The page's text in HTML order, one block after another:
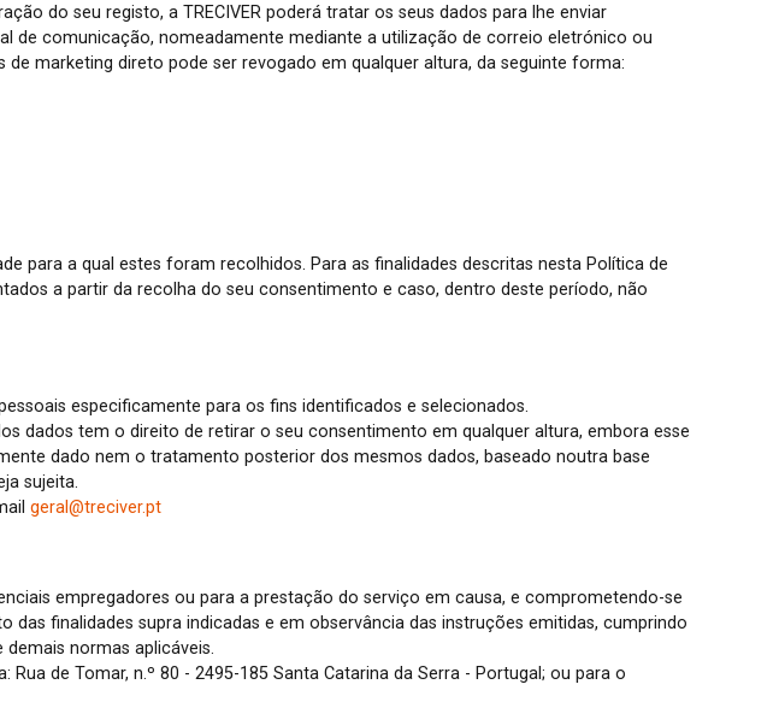
do seu registo, a TRECIVER poderá tratar os seus dados para lhe enviar
de comunicação, nomeadamente mediante a utilização de correio eletrónico ou
marketing direto pode ser revogado em qualquer altura, da seguinte forma:
para a qual estes foram recolhidos. Para as finalidades descritas nesta Política de
a partir da recolha do seu consentimento e caso, dentro deste período, não
especificamente para os fins identificados e selecionados.
dados tem o direito de retirar o seu consentimento em qualquer altura, embora esse
dado nem o tratamento posterior dos mesmos dados, baseado noutra base
sujeita.
geral@treciver.pt
empregadores ou para a prestação do serviço em causa, e comprometendo-se
finalidades supra indicadas e em observância das instruções emitidas, cumprindo
normas aplicáveis.
de Tomar, n.º 80 - 2495-185 Santa Catarina da Serra - Portugal; ou para o